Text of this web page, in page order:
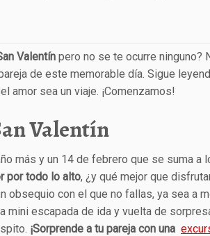
Valentín pero no se te ocurre ninguno?
de este memorable día. Sigue
amor sea un viaje. ¡Comenzamos!
Valentín
más y un 14 de febrero que se suma a
por todo lo alto, ¿y qué mejor que
obsequio con el que no fallas, ya sea a
mini escapada de ida y vuelta de
¡Sorprende a tu pareja con una